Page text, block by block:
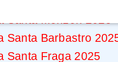
Santa Barbastro
Santa Fraga 2025